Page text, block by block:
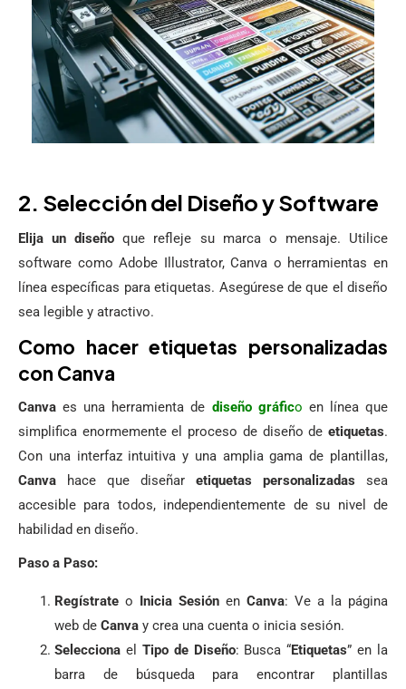
2. Selección del Diseño y Software
Elija un diseño que refleje su marca o mensaje. Utilice
software como Adobe Illustrator, Canva o herramientas en
línea específicas para etiquetas. Asegúrese de que el diseño
sea legible y atractivo.
Como hacer etiquetas personalizadas
con Canva
Canva es una herramienta de diseño gráfico en línea que
simplifica enormemente el proceso de diseño de etiquetas.
Con una interfaz intuitiva y una amplia gama de plantillas,
Canva hace que diseñar etiquetas personalizadas sea
accesible para todos, independientemente de su nivel de
habilidad en diseño.
Paso a Paso:
Regístrate o Inicia Sesión en Canva: Ve a la página
web de Canva y crea una cuenta o inicia sesión.
Selecciona el Tipo de Diseño: Busca “Etiquetas” en la
barra de búsqueda para encontrar plantillas